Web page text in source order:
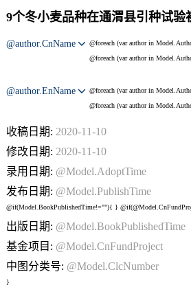
9个冬小麦品种在通渭县引种试验
@foreach (var author in
@author.CnName
@foreach (var author in
@foreach (var author in
@author.EnName
@foreach (var author in
收稿日期: 2020-11-10
修改日期: 2020-11-10
录用日期: @Model.AdoptTime
发布日期: @Model.PublishTime
@if(Model.BookPublishedTime!=""){
出版日期: @Model.BookPublishedTime
}
基金项目: @Model.CnFundProject
中图分类号: @Model.ClcNumber
}